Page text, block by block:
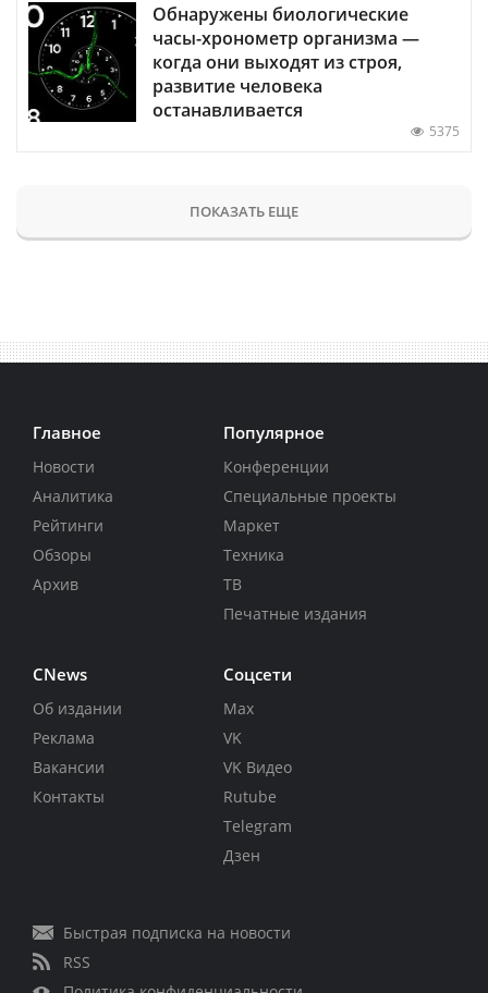
Обнаружены биологические
часы-хронометр организма —
когда они выходят из строя,
развитие человека
останавливается
5375
ПОКАЗАТЬ ЕЩЕ
Главное
Новости
Аналитика
Рейтинги
Обзоры
Архив
Популярное
Конференции
Специальные проекты
Маркет
Техника
ТВ
Печатные издания
CNews
Об издании
Реклама
Вакансии
Контакты
Соцсети
Max
VK
VK Видео
Rutube
Telegram
Дзен
Быстрая подписка на новости
RSS